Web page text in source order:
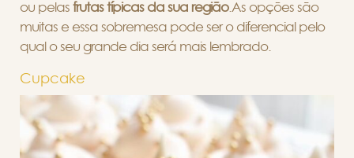
ou pelas frutas típicas da sua região. As opções são
muitas e essa sobremesa pode ser o diferencial pelo
qual o seu grande dia será mais lembrado.
Cupcake